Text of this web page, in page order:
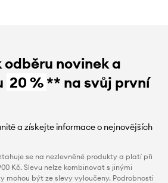
odběru novinek a
20 %** na svůj první
a získejte informace o nejnovějších
se na nezlevněné produkty a platí při
Kč. Slevu nelze kombinovat s jinými
mohou být ze slevy vyloučeny. Podrobnosti